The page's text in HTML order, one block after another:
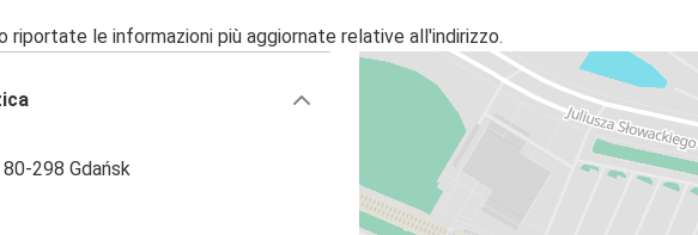
le informazioni più aggiornate relative all'indirizzo.
298 Gdańsk